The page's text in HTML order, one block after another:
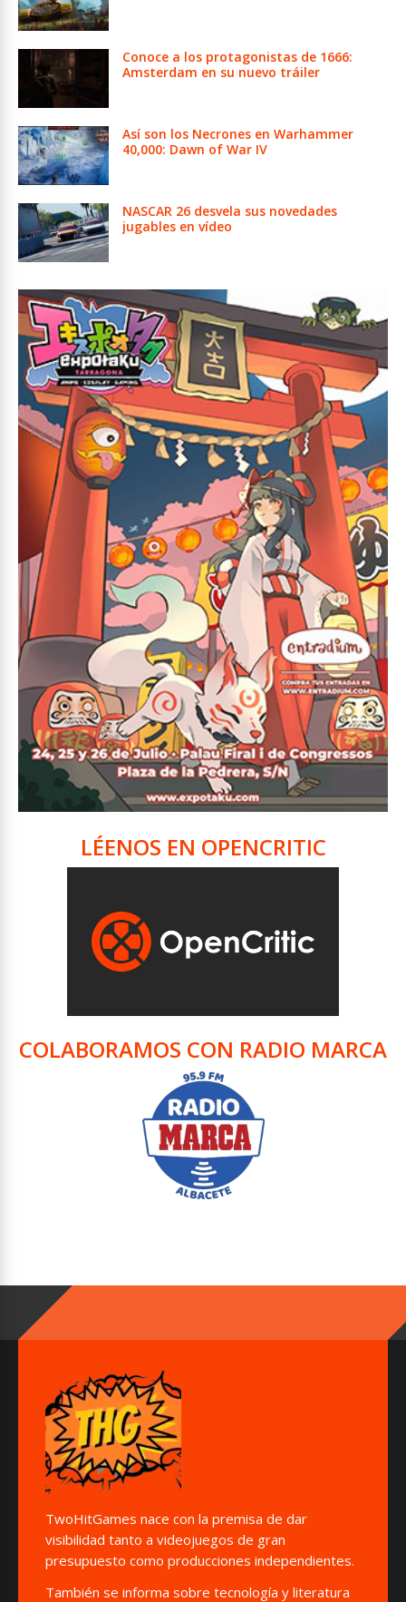
Conoce a los protagonistas de 1666:
Amsterdam en su nuevo tráiler
Así son los Necrones en Warhammer
40,000: Dawn of War IV
NASCAR 26 desvela sus novedades
jugables en vídeo
LÉENOS EN OPENCRITIC
COLABORAMOS CON RADIO MARCA
TwoHitGames nace con la premisa de dar
visibilidad tanto a videojuegos de gran
presupuesto como producciones independientes.
También se informa sobre tecnología y literatura